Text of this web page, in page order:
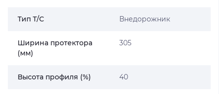
Тип Т/С Внедорожник
Ширина протектора
(мм)
305
Высота профиля (%) 40